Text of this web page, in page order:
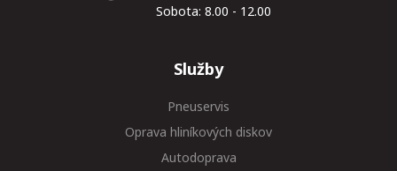
Sobota: 8.00 - 12.00
Služby
Pneuservis
Oprava hliníkových diskov
Autodoprava